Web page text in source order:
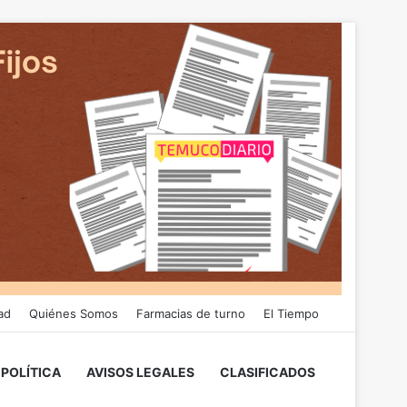
Quiénes Somos Farmacias de turno El Tiempo
POLÍTICA AVISOS LEGALES CLASIFICADOS